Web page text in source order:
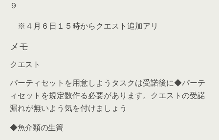
９
※４月６日１５時からクエスト追加アリ
メモ
クエスト
パーティセットを用意しようタスクは受諾後に◆パーテ
ィセットを規定数作る必要があります。クエストの受諾
漏れが無いよう気を付けましょう
◆魚介類の生簀